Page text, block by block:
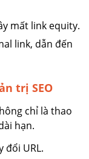
mất link equity.
link, dẫn đến
trị SEO
chỉ là thao
hạn.
đổi URL.